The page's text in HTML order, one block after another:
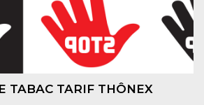
TABAC TARIF THÔNEX